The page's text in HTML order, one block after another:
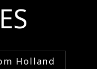
Holland